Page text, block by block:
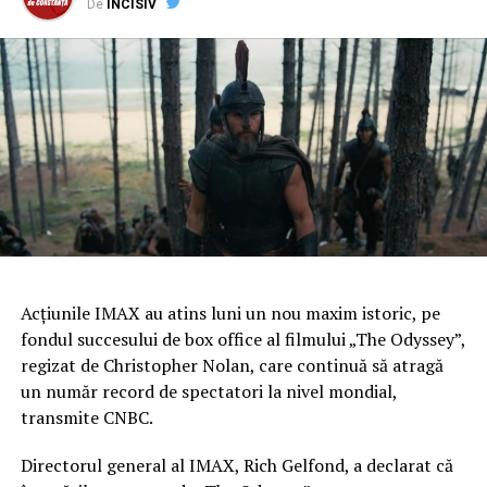
De INCISIV
Acţiunile IMAX au atins luni un nou maxim istoric, pe
fondul succesului de box office al filmului „The Odyssey”,
regizat de Christopher Nolan, care continuă să atragă
un număr record de spectatori la nivel mondial,
transmite CNBC.
Directorul general al IMAX, Rich Gelfond, a declarat că